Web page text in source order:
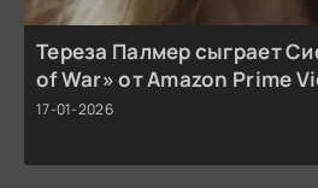
Тереза Палмер сыграет
of War» от Amazon Prime
17-01-2026